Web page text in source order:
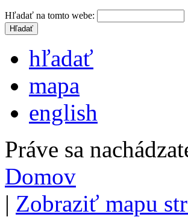
Hľadať na tomto webe:
hľadať
mapa
english
Práve sa
Domov
| Zobraziť mapu